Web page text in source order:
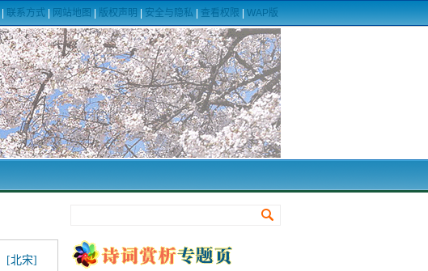
联系方式 网站地图 版权声明 安全与隐私 查看权限 WAP版
[北宋]